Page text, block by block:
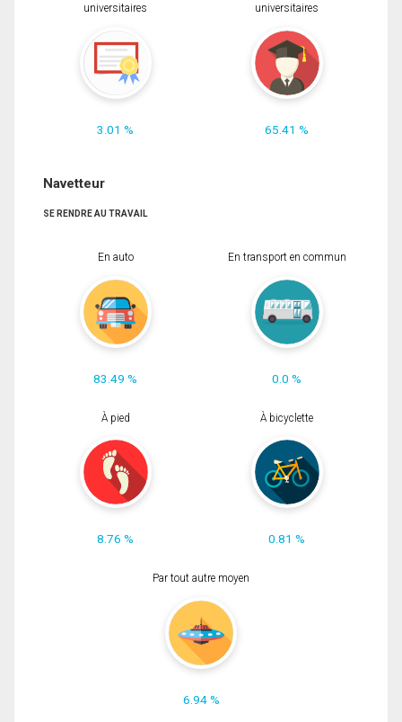
universitaires
3.01 %
universitaires
65.41 %
Navetteur
SE RENDRE AU TRAVAIL
En auto
83.49 %
En transport en commun
0.0 %
À pied
8.76 %
À bicyclette
0.81 %
Par tout autre moyen
6.94 %